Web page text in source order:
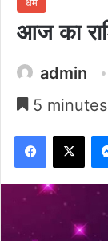
धर्म
आज का
admin
5
Facebook
X